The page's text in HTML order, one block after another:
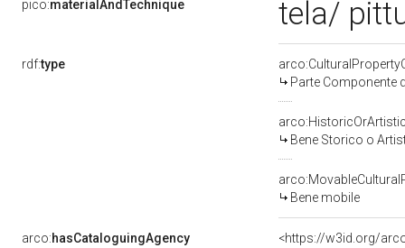
pico:materialAndTechnique tela/
rdf:type
Parte Componente
Bene Storico o
Bene mobile
arco:hasCataloguingAgency
<https://w3id.org/